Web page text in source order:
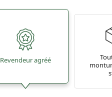
Revendeur agréé